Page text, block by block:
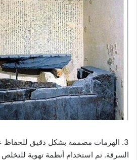
3. الهرمات مصممة بشكل دقيق للحفاظ
السرقة. تم استخدام أنظمة تهوية للتخلص